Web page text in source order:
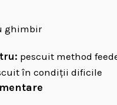
ghimbir
pescuit method
în condiții dificile